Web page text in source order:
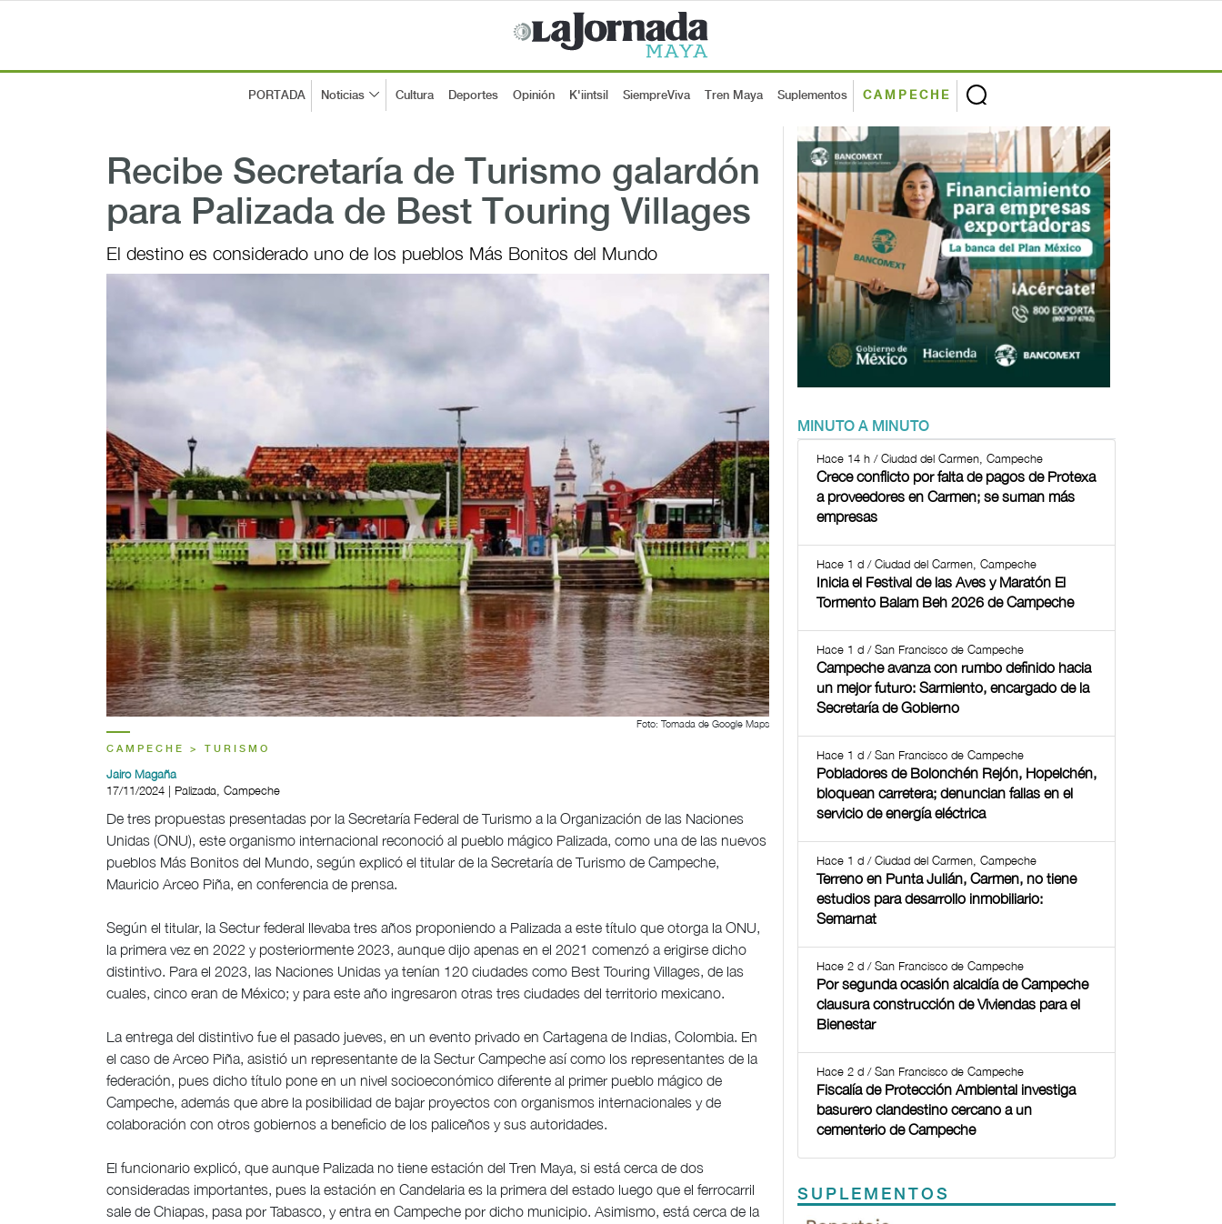
PORTADA Noticias Cultura Deportes Opinión K'iintsil SiempreViva Tren Maya Suplementos CAMPECHE
Recibe Secretaría de Turismo galardón
para Palizada de Best Touring Villages
El destino es considerado uno de los pueblos Más Bonitos del Mundo
Foto: Tomada de Google Maps
CAMPECHE > TURISMO
Jairo Magaña
17/11/2024 | Palizada, Campeche
De tres propuestas presentadas por la Secretaría Federal de Turismo a la Organización de las Naciones
Unidas (ONU), este organismo internacional reconoció al pueblo mágico Palizada, como una de las nuevos
pueblos Más Bonitos del Mundo, según explicó el titular de la Secretaría de Turismo de Campeche,
Mauricio Arceo Piña, en conferencia de prensa.
Según el titular, la Sectur federal llevaba tres años proponiendo a Palizada a este título que otorga la ONU,
la primera vez en 2022 y posteriormente 2023, aunque dijo apenas en el 2021 comenzó a erigirse dicho
distintivo. Para el 2023, las Naciones Unidas ya tenían 120 ciudades como Best Touring Villages, de las
cuales, cinco eran de México; y para este año ingresaron otras tres ciudades del territorio mexicano.
La entrega del distintivo fue el pasado jueves, en un evento privado en Cartagena de Indias, Colombia. En
el caso de Arceo Piña, asistió un representante de la Sectur Campeche así como los representantes de la
federación, pues dicho título pone en un nivel socioeconómico diferente al primer pueblo mágico de
Campeche, además que abre la posibilidad de bajar proyectos con organismos internacionales y de
colaboración con otros gobiernos a beneficio de los paliceños y sus autoridades.
El funcionario explicó, que aunque Palizada no tiene estación del Tren Maya, si está cerca de dos
consideradas importantes, pues la estación en Candelaria es la primera del estado luego que el ferrocarril
sale de Chiapas, pasa por Tabasco, y entra en Campeche por dicho municipio. Asimismo, está cerca de la
MINUTO A MINUTO
Hace 14 h / Ciudad del Carmen, Campeche
Crece conflicto por falta de pagos de Protexa
a proveedores en Carmen; se suman más
empresas
Hace 1 d / Ciudad del Carmen, Campeche
Inicia el Festival de las Aves y Maratón El
Tormento Balam Beh 2026 de Campeche
Hace 1 d / San Francisco de Campeche
Campeche avanza con rumbo definido hacia
un mejor futuro: Sarmiento, encargado de la
Secretaría de Gobierno
Hace 1 d / San Francisco de Campeche
Pobladores de Bolonchén Rejón, Hopelchén,
bloquean carretera; denuncian fallas en el
servicio de energía eléctrica
Hace 1 d / Ciudad del Carmen, Campeche
Terreno en Punta Julián, Carmen, no tiene
estudios para desarrollo inmobiliario:
Semarnat
Hace 2 d / San Francisco de Campeche
Por segunda ocasión alcaldía de Campeche
clausura construcción de Viviendas para el
Bienestar
Hace 2 d / San Francisco de Campeche
Fiscalía de Protección Ambiental investiga
basurero clandestino cercano a un
cementerio de Campeche
SUPLEMENTOS